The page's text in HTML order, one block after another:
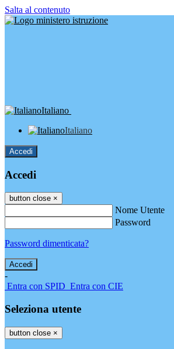
Salta al contenuto
Italiano
Italiano
Accedi
Accedi
button close ×
Nome Utente
Password
Password dimenticata?
-
Entra con SPID Entra con CIE
Seleziona utente
button close ×